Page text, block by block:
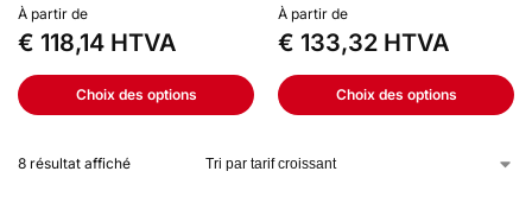
À partir de
€ 118,14 HTVA
Choix des options
À partir de
€ 133,32 HTVA
Choix des options
8 résultat affiché